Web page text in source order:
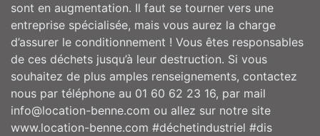
sont en augmentation. Il faut se tourner vers une
entreprise spécialisée, mais vous aurez la charge
d’assurer le conditionnement ! Vous êtes responsables
de ces déchets jusqu’à leur destruction. Si vous
souhaitez de plus amples renseignements, contactez
nous par téléphone au 01 60 62 23 16, par mail
info@location-benne.com ou allez sur notre site
www.location-benne.com #déchetindustriel #dis